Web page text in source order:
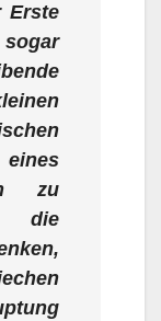
Erste
zu
die